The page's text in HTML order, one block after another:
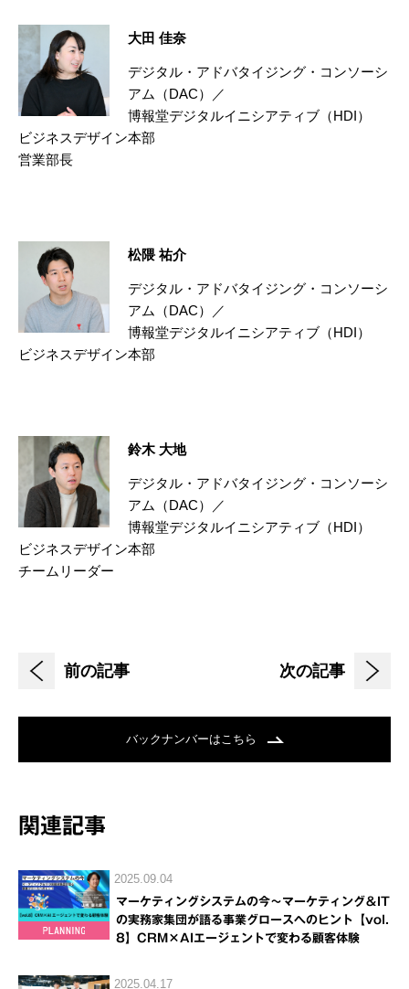
大田 佳奈
デジタル・アドバタイジング・コンソーシ
アム（DAC）／
博報堂デジタルイニシアティブ（HDI）
ビジネスデザイン本部
営業部長
松隈 祐介
デジタル・アドバタイジング・コンソーシ
アム（DAC）／
博報堂デジタルイニシアティブ（HDI）
ビジネスデザイン本部
鈴木 大地
デジタル・アドバタイジング・コンソーシ
アム（DAC）／
博報堂デジタルイニシアティブ（HDI）
ビジネスデザイン本部
チームリーダー
前の記事 次の記事
バックナンバーはこちら
関連記事
2025.09.04
マーケティングシステムの今～マーケティング＆IT
の実務家集団が語る事業グロースへのヒント【vol.
8】CRM×AIエージェントで変わる顧客体験
2025.04.17